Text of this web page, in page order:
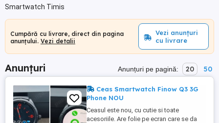
Smartwatch Timis
Cumpără cu livrare, direct din pagina
anunțului. Vezi detalii
Vezi anunțuri
cu livrare
Anunțuri Anunțuri pe pagină: 20 50
Ceas Smartwatch Finow Q3 3G
Phone NOU
Ceasul este nou, cu cutie si toate
acesoriile. Are folie pe ecran care se da